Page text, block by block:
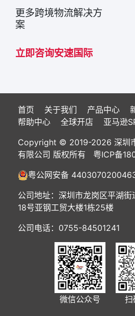
更多跨境物流解决方
案
立即咨询安速国际
首页 关于我们 产品中心
帮助中心
全球开店
亚马逊
Copyright © 2019-2026 深圳
有限公司 版权所有 粤ICP备
粤公网安备
公司地址：深圳市龙岗区平湖
18号亚钢工贸大楼1栋25楼
公司电话：0755-84501241
微信公众号 扫